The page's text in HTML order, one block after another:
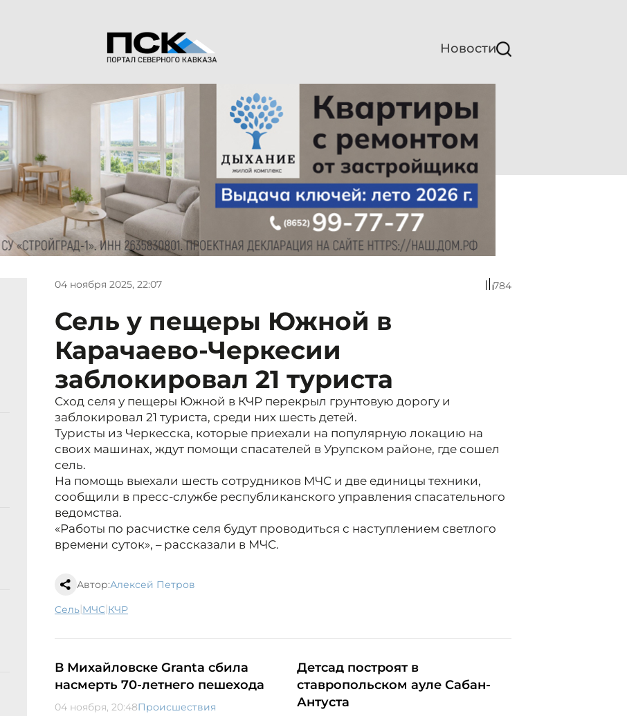
Новости
04 ноября 2025, 22:07 784
Сель у пещеры Южной в
Карачаево-Черкесии
заблокировал 21 туриста
Сход селя у пещеры Южной в КЧР перекрыл грунтовую дорогу и
заблокировал 21 туриста, среди них шесть детей.
Туристы из Черкесска, которые приехали на популярную локацию на
своих машинах, ждут помощи спасателей в Урупском районе, где сошел
сель.
На помощь выехали шесть сотрудников МЧС и две единицы техники,
сообщили в пресс-службе республиканского управления спасательного
ведомства.
«Работы по расчистке селя будут проводиться с наступлением светлого
времени суток», – рассказали в МЧС.
Автор:Алексей Петров
сель| МЧС| КЧР
В Михайловске Granta сбила
насмерть 70-летнего пешехода
04 ноября, 20:48Происшествия
Детсад построят в
ставропольском ауле Сабан-
Антуста